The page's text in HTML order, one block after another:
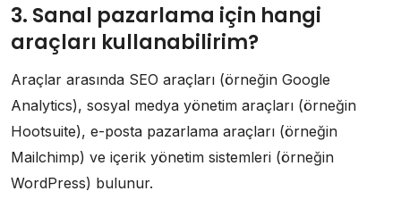
3. Sanal pazarlama için hangi
araçları kullanabilirim?
Araçlar arasında SEO araçları (örneğin Google
Analytics), sosyal medya yönetim araçları (örneğin
Hootsuite), e-posta pazarlama araçları (örneğin
Mailchimp) ve içerik yönetim sistemleri (örneğin
WordPress) bulunur.